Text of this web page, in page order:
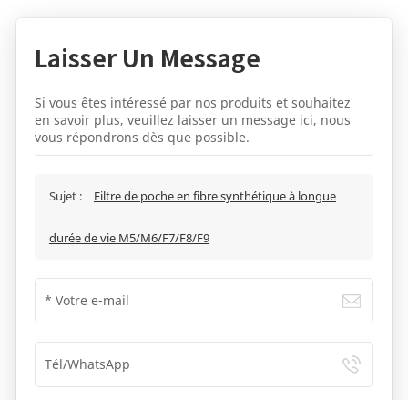
Laisser Un Message
Si vous êtes intéressé par nos produits et souhaitez
en savoir plus, veuillez laisser un message ici, nous
vous répondrons dès que possible.
Sujet : Filtre de poche en fibre synthétique à longue
durée de vie M5/M6/F7/F8/F9